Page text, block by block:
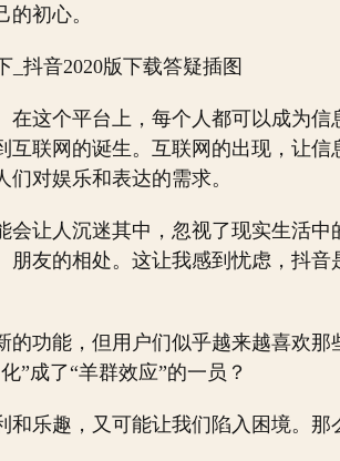
初心。
这个平台上，每个人都可以成为信
联网的诞生。互联网的出现，让信
对娱乐和表达的需求。
让人沉迷其中，忽视了现实生活中
友的相处。这让我感到忧虑，抖音
功能，但用户们似乎越来越喜欢那
”成了“羊群效应”的一员？
乐趣，又可能让我们陷入困境。那